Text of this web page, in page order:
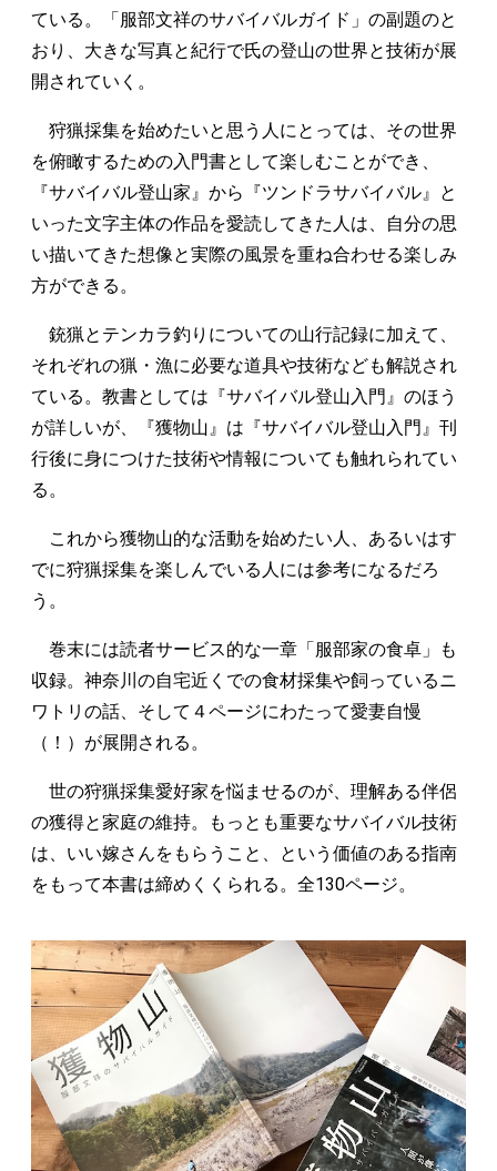
ている。「服部文祥のサバイバルガイド」の副題のと
おり、大きな写真と紀行で氏の登山の世界と技術が展
開されていく。
狩猟採集を始めたいと思う人にとっては、その世界
を俯瞰するための入門書として楽しむことができ、
『サバイバル登山家』から『ツンドラサバイバル』と
いった文字主体の作品を愛読してきた人は、自分の思
い描いてきた想像と実際の風景を重ね合わせる楽しみ
方ができる。
銃猟とテンカラ釣りについての山行記録に加えて、
それぞれの猟・漁に必要な道具や技術なども解説され
ている。教書としては『サバイバル登山入門』のほう
が詳しいが、『獲物山』は『サバイバル登山入門』刊
行後に身につけた技術や情報についても触れられてい
る。
これから獲物山的な活動を始めたい人、あるいはす
でに狩猟採集を楽しんでいる人には参考になるだろ
う。
巻末には読者サービス的な一章「服部家の食卓」も
収録。神奈川の自宅近くでの食材採集や飼っているニ
ワトリの話、そして４ページにわたって愛妻自慢
（！）が展開される。
世の狩猟採集愛好家を悩ませるのが、理解ある伴侶
の獲得と家庭の維持。もっとも重要なサバイバル技術
は、いい嫁さんをもらうこと、という価値のある指南
をもって本書は締めくくられる。全130ページ。